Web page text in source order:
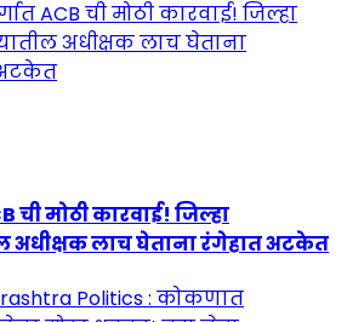
ची मोठी कारवाई! जिल्हा
अधीक्षक लाच घेताना रंगेहात अटकेत